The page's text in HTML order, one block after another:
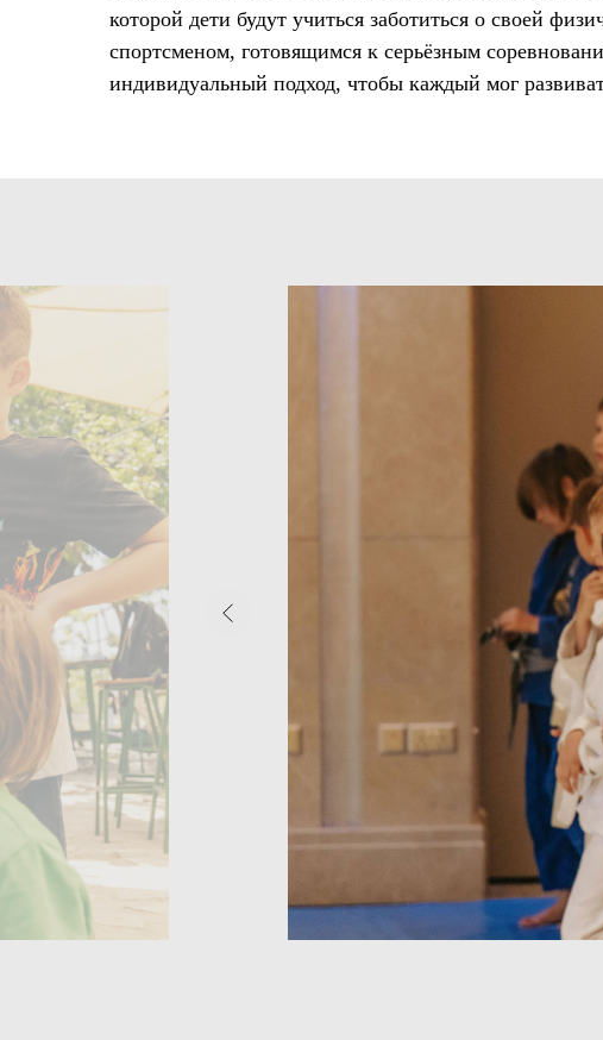
которой дети будут учиться заботиться о своей
спортсменом, готовящимся к серьёзным
индивидуальный подход, чтобы каждый мог